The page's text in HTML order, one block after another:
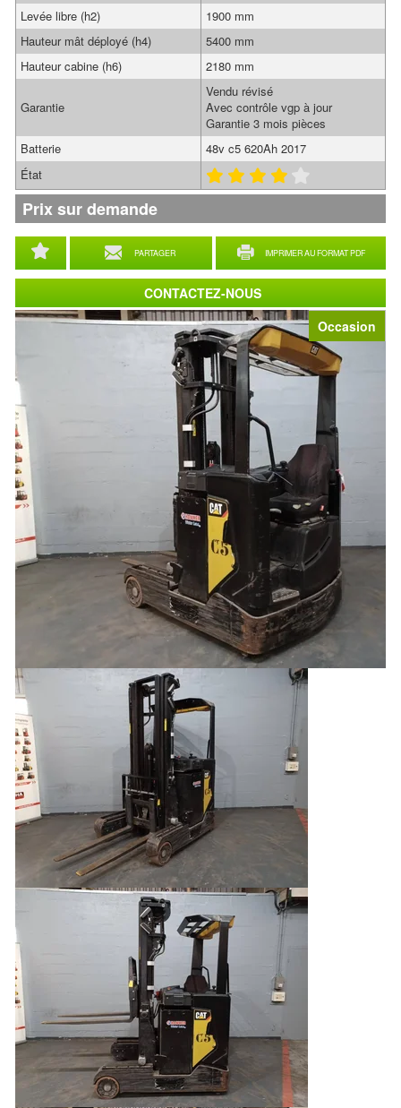
Occasion
PARTAGER IMPRIMER AU FORMAT PDF
Levée libre (h2)
1900 mm
Hauteur mât déployé (h4)
5400 mm
Hauteur cabine (h6)
2180 mm
Garantie
Vendu révisé
Avec contrôle vgp à jour
Garantie 3 mois pièces
Batterie
48v c5 620Ah 2017
État
Prix sur demande
CONTACTEZ-NOUS